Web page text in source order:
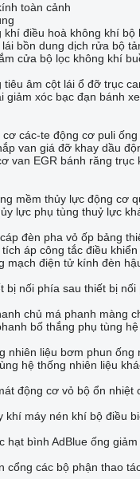
toàn cảnh
khí điều hoà không khí bộ
bồn dung dịch rửa bộ
cửa bộ lọc không khí
tiêu âm cột lái ổ đỡ trục
giảm xóc bạc đạn bánh xe
cơ các-te động cơ puli ống
van giá đỡ khay dầu
van EGR bánh răng trục
mềm thủy lực động cơ
lực phụ tùng thuỷ lực
cáp đèn pha vỏ ốp bảng
tích áp công tắc điều
mạch điện tử kính đèn
bị nối phía sau thiết bị
chủ má phanh màng
bố thắng phụ tùng
nhiên liệu bơm phun ống
hệ thống nhiên liệu
động cơ vỏ bộ ổn nhiệt
khí máy nén khí bộ điều
hạt bình AdBlue ống giảm
cổng các bộ phận thao